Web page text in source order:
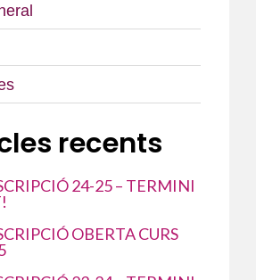
recents
24-25 – TERMINI
OBERTA CURS